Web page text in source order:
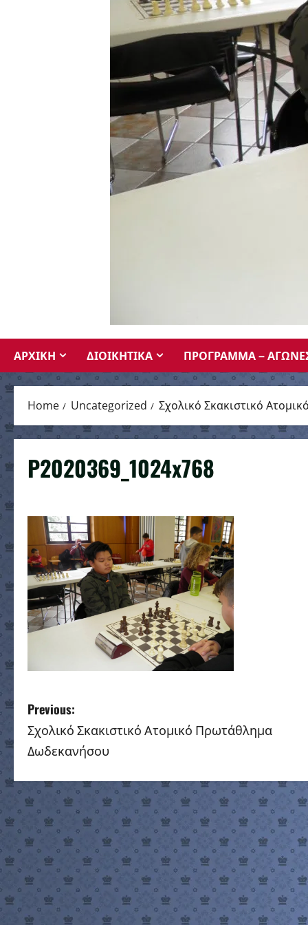
ΑΡΧΙΚΗ ΔΙΟΙΚΗΤΙΚΑ ΠΡΟΓΡΑΜΜΑ –
Home Uncategorized Σχολικό Σκακιστικό
P2020369_1024x768
P
o
t
a
v
i
Previous:
Σχολικό Σκακιστικό Ατομικό Πρωτάθλημα
Δωδεκανήσου